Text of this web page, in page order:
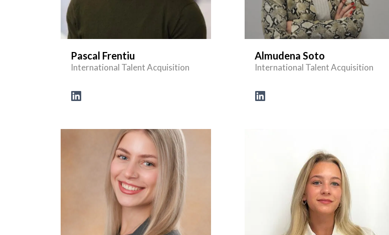
Pascal Frentiu
International Talent Acquisition
Almudena Soto
International Talent Acquisition